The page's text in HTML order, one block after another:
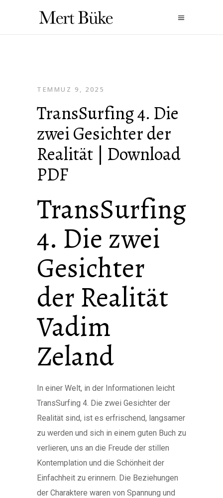
TEMMUZ 9, 2025
TransSurfing 4. Die
zwei Gesichter der
Realität | Download
PDF
TransSurfing
4. Die zwei
Gesichter
der Realität
Vadim
Zeland
In einer Welt, in der Informationen leicht
TransSurfing 4. Die zwei Gesichter der
Realität sind, ist es erfrischend, langsamer
zu werden und sich in einem guten Buch zu
verlieren, uns an die Freude der stillen
Kontemplation und die Schönheit der
Einfachheit zu erinnern. Die Beziehungen
der Charaktere waren von Spannung und